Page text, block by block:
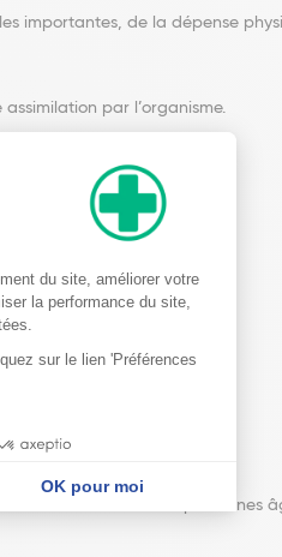
importantes, de la dépense
par l’organisme.
avec les ANC des personnes